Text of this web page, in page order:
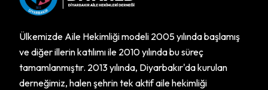
Ülkemizde Aile Hekimliği modeli 2005 yılında başlamış
ve diğer illerin katılımı ile 2010 yılında bu süreç
tamamlanmıştır. 2013 yılında, Diyarbakır'da kurulan
derneğimiz, halen şehrin tek aktif aile hekimliği